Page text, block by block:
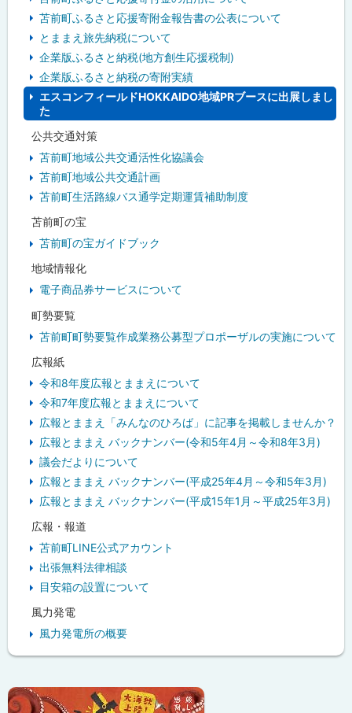
苫前町ふるさと応援寄附金報告書の公表について
とままえ旅先納税について
企業版ふるさと納税(地方創生応援税制)
企業版ふるさと納税の寄附実績
エスコンフィールドHOKKAIDO地域PRブースに出展しまし
た
公共交通対策
苫前町地域公共交通活性化協議会
苫前町地域公共交通計画
苫前町生活路線バス通学定期運賃補助制度
苫前町の宝
苫前町の宝ガイドブック
地域情報化
電子商品券サービスについて
町勢要覧
苫前町町勢要覧作成業務公募型プロポーザルの実施について
広報紙
令和8年度広報とままえについて
令和7年度広報とままえについて
広報とままえ「みんなのひろば」に記事を掲載しませんか？
広報とままえ バックナンバー(令和5年4月～令和8年3月)
議会だよりについて
広報とままえ バックナンバー(平成25年4月～令和5年3月)
広報とままえ バックナンバー(平成15年1月～平成25年3月)
広報・報道
苫前町LINE公式アカウント
出張無料法律相談
目安箱の設置について
風力発電
風力発電所の概要
ッ